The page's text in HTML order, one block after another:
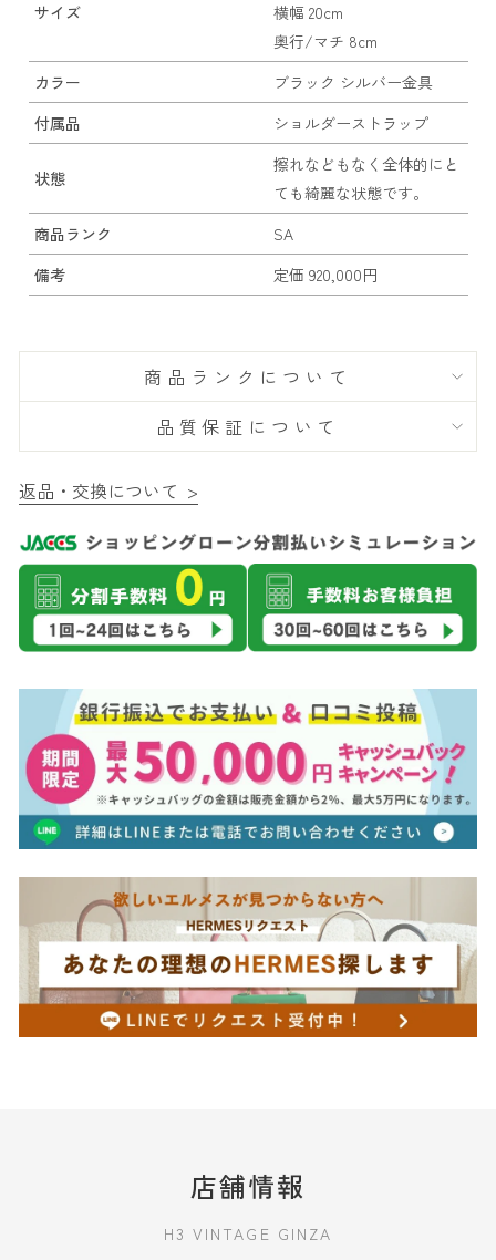
サイズ
横幅 20cm
奥行/マチ 8cm
カラー
ブラック シルバー金具
付属品
ショルダーストラップ
状態
擦れなどもなく全体的にと
ても綺麗な状態です。
商品ランク
SA
備考
定価 920,000円
商品ランクについて
品質保証について
返品・交換について >
店舗情報
H3 VINTAGE GINZA